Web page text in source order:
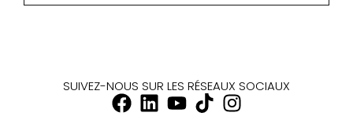
SUIVEZ-NOUS SUR LES RÉSEAUX SOCIAUX